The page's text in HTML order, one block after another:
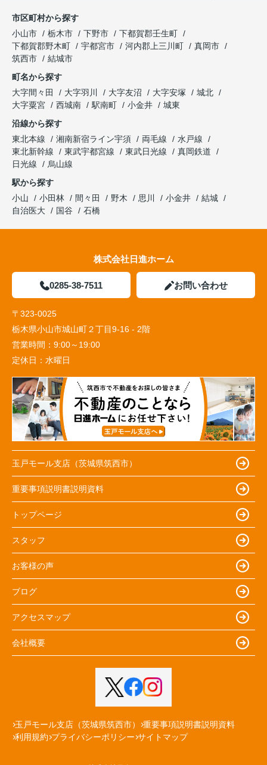
市区町村から探す
小山市
栃木市 下野市
下都賀郡壬生町
下都賀郡野木町
宇都宮市 河内郡上三川町
真岡市
筑西市
結城市
町名から探す
大字間々田
大字羽川 大字友沼 大字安塚
城北
大字粟宮
西城南 駅南町 小金井
城東
沿線から探す
東北本線
湘南新宿ライン宇須 両毛線
水戸線
東北新幹線
東武宇都宮線 東武日光線
真岡鉄道
日光線
烏山線
駅から探す
小山
小田林 間々田 野木 思川 小金井
結城
自治医大
国谷 石橋
株式会社日進ホーム
0285-38-7511 お問い合わせ
〒323-0025
栃木県小山市城山町２丁目9-16 - 2階
営業時間： 9:00～19:00
定休日： 水曜日
玉戸モール支店（茨城県筑西市）
重要事項説明書説明資料
トップページ
スタッフ
お客様の声
ブログ
アクセスマップ
会社概要
玉戸モール支店（茨城県筑西市）
重要事項説明書説明資料
利用規約 プライバシーポリシー サイトマップ